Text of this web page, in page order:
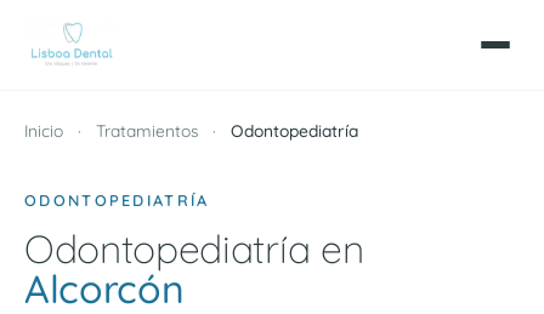
Inicio · Tratamientos · Odontopediatría
ODONTOPEDIATRÍA
Odontopediatría en
Alcorcón